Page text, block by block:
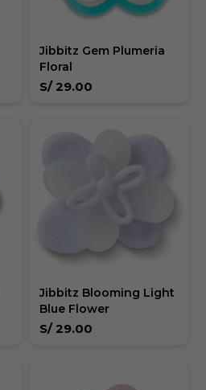
Jibbitz Gem Plumeria
Floral
S/ 29.00
Jibbitz Blooming Light
Blue Flower
S/ 29.00